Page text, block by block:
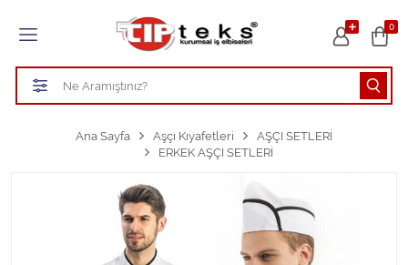
0
Tüm Kategoriler
HASTANE KIYAFETLERİ
TEMİZLİK PERSONEL FORMALARI
Tüm Kategorileri Gör
Ana Sayfa Aşçı Kıyafetleri
AŞÇI SETLERİ
ERKEK AŞÇI SETLERİ